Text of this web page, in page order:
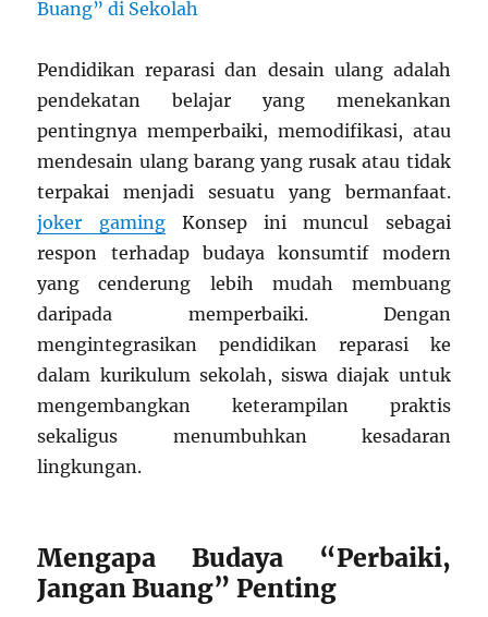
Pendidikan reparasi dan desain ulang adalah
pendekatan belajar yang menekankan
pentingnya memperbaiki, memodifikasi, atau
mendesain ulang barang yang rusak atau tidak
terpakai menjadi sesuatu yang bermanfaat.
joker gamingKonsep ini muncul sebagai
respon terhadap budaya konsumtif modern
yang cenderung lebih mudah membuang
daripada memperbaiki. Dengan
mengintegrasikan pendidikan reparasi ke
dalam kurikulum sekolah, siswa diajak untuk
mengembangkan keterampilan praktis
sekaligus menumbuhkan kesadaran
lingkungan.
Mengapa Budaya “Perbaiki,
Jangan Buang” Penting